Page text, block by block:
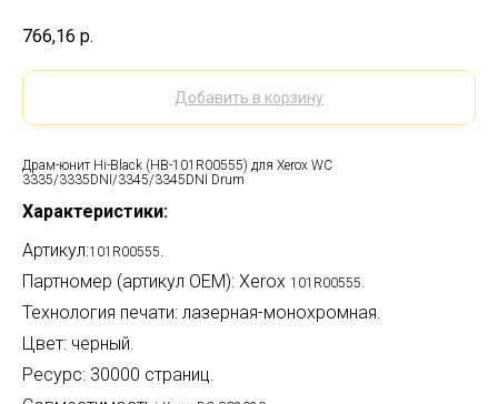
766,16 р.
Добавить в корзину
Драм-юнит Hi-Black (HB-101R00555) для Xerox WC
3335/3335DNI/3345/3345DNI Drum
Характеристики:
Артикул:101R00555.
Партномер (артикул OEM): Xerox 101R00555.
Технология печати: лазерная-монохромная.
Цвет: черный.
Ресурс: 30000 страниц.